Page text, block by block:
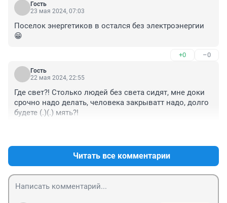
Гость
23 мая 2024, 07:03
Поселок энергетиков в остался без электроэнергии
😁
+0 –0
Гость
22 мая 2024, 22:55
Где свет?! Столько людей без света сидят, мне доки
срочно надо делать, человека закрыватт надо, долго
будете (.)(.) мять?!
Читать все комментарии